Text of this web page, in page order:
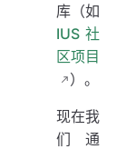
库（如
IUS社
区项目
）。
现在我
们通